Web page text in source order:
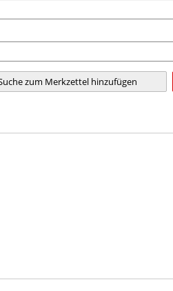
zum Merkzettel hinzufügen